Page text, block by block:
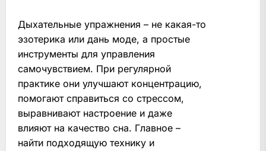
Дыхательные упражнения – не какая-то
эзотерика или дань моде, а простые
инструменты для управления
самочувствием. При регулярной
практике они улучшают концентрацию,
помогают справиться со стрессом,
выравнивают настроение и даже
влияют на качество сна. Главное –
найти подходящую технику и